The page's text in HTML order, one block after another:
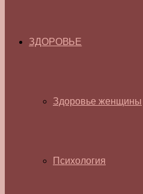
ЗДОРОВЬЕ
Здоровье женщины
Психология